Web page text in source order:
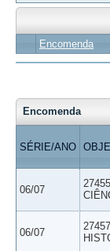
Encomenda
Encomenda
SÉRIE/ANO
06/07
06/07